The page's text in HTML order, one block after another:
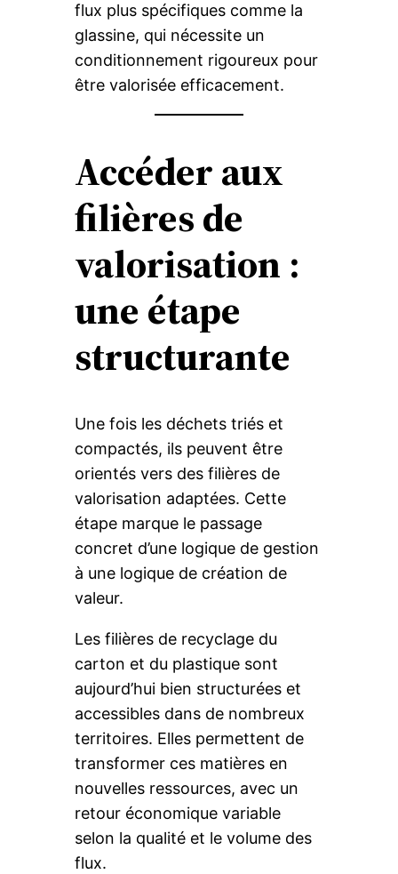
flux plus spécifiques comme la
glassine, qui nécessite un
conditionnement rigoureux pour
être valorisée efficacement.
Accéder aux
filières de
valorisation :
une étape
structurante
Une fois les déchets triés et
compactés, ils peuvent être
orientés vers des filières de
valorisation adaptées. Cette
étape marque le passage
concret d’une logique de gestion
à une logique de création de
valeur.
Les filières de recyclage du
carton et du plastique sont
aujourd’hui bien structurées et
accessibles dans de nombreux
territoires. Elles permettent de
transformer ces matières en
nouvelles ressources, avec un
retour économique variable
selon la qualité et le volume des
flux.